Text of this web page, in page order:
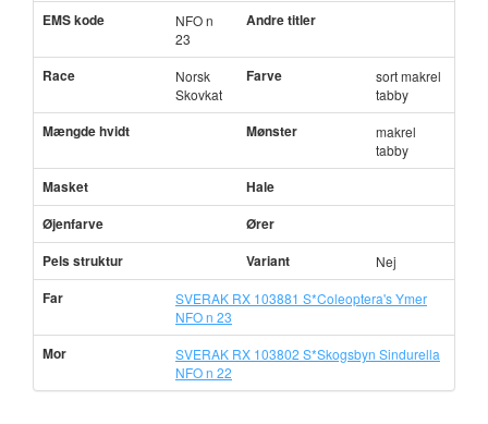
EMS kode
NFO n
23
Andre titler
Race
Norsk
Skovkat
Farve
sort makrel
tabby
Mængde hvidt Mønster
makrel
tabby
Masket
Hale
Øjenfarve
Ører
Pels struktur
Variant Nej
Far
SVERAK RX 103881 S*Coleoptera's Ymer
NFO n 23
Mor
SVERAK RX 103802 S*Skogsbyn Sindurella
NFO n 22